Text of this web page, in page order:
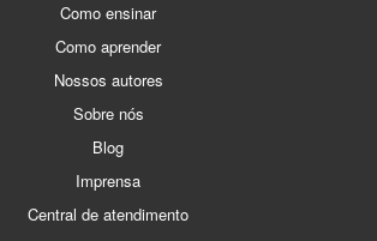
Como ensinar
Como aprender
Nossos autores
Sobre nós
Blog
Imprensa
Central de atendimento